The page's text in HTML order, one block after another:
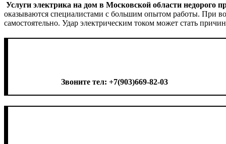
Услуги электрика на дом в Московской области недорого
оказываются специалистами с большим опытом работы. При
самостоятельно. Удар электрическим током может стать
Звоните тел: +7(903)669-82-03